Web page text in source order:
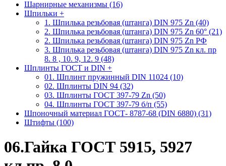
Шарнирные механизмы (16)
Шпильки +
1. Шпилька резьбовая (штанга) DIN 975 Zn (40)
2. Шпилька резьбовая (штанга) DIN 975 Zn 60° (21)
2. Шпилька резьбовая (штанга) DIN 975 Zn РФ
3. Шпилька резьбовая (штанга) DIN 975 Zn кл. пр
8. 8 , 10. 9, 12. 9 (48)
Шплинты ГОСТ и DIN +
01. Шплинт пружинный DIN 11024 (10)
02. Шплинты DIN 94 (32)
03. Шплинты ГОСТ 397-79 Zn (50)
04. Шплинты ГОСТ 397-79 б/п (55)
Шпоночный материал ГОСТ- 8787-68 (DIN 6880) (31)
Штифты (100)
06.Гайка ГОСТ 5915, 5927